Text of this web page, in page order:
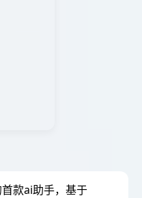
款ai助手，基于